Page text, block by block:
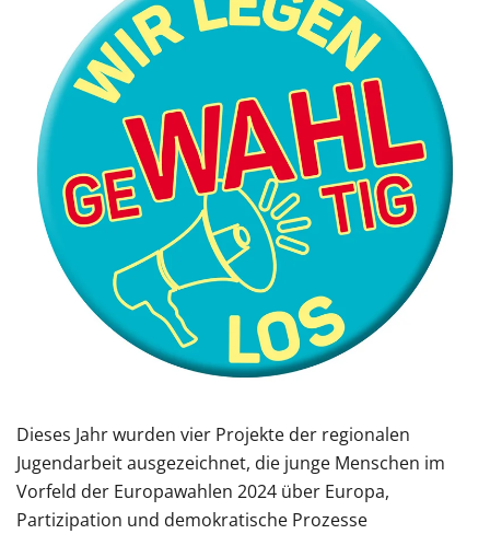
Dieses Jahr wurden vier Projekte der regionalen
Jugendarbeit ausgezeichnet, die junge Menschen im
Vorfeld der Europawahlen 2024 über Europa,
Partizipation und demokratische Prozesse